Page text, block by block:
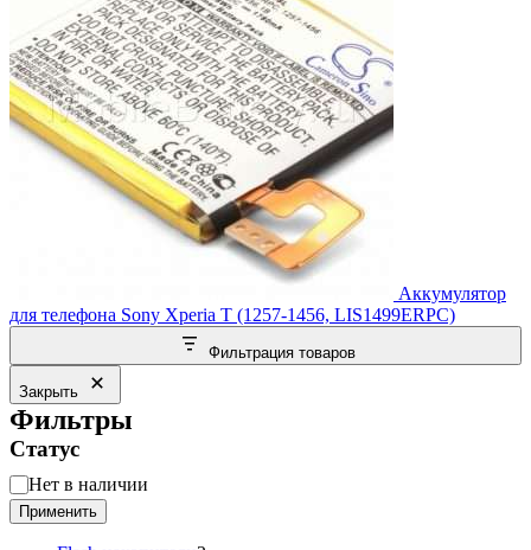
Аккумулятор
для телефона Sony Xperia T (1257-1456, LIS1499ERPC)
Фильтрация товаров
Закрыть
Фильтры
Статус
Статус
Нет в наличии
Применить